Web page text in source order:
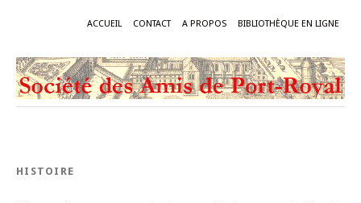
ACCUEIL CONTACT A PROPOS BIBLIOTHÈQUE EN LIGNE
HISTOIRE